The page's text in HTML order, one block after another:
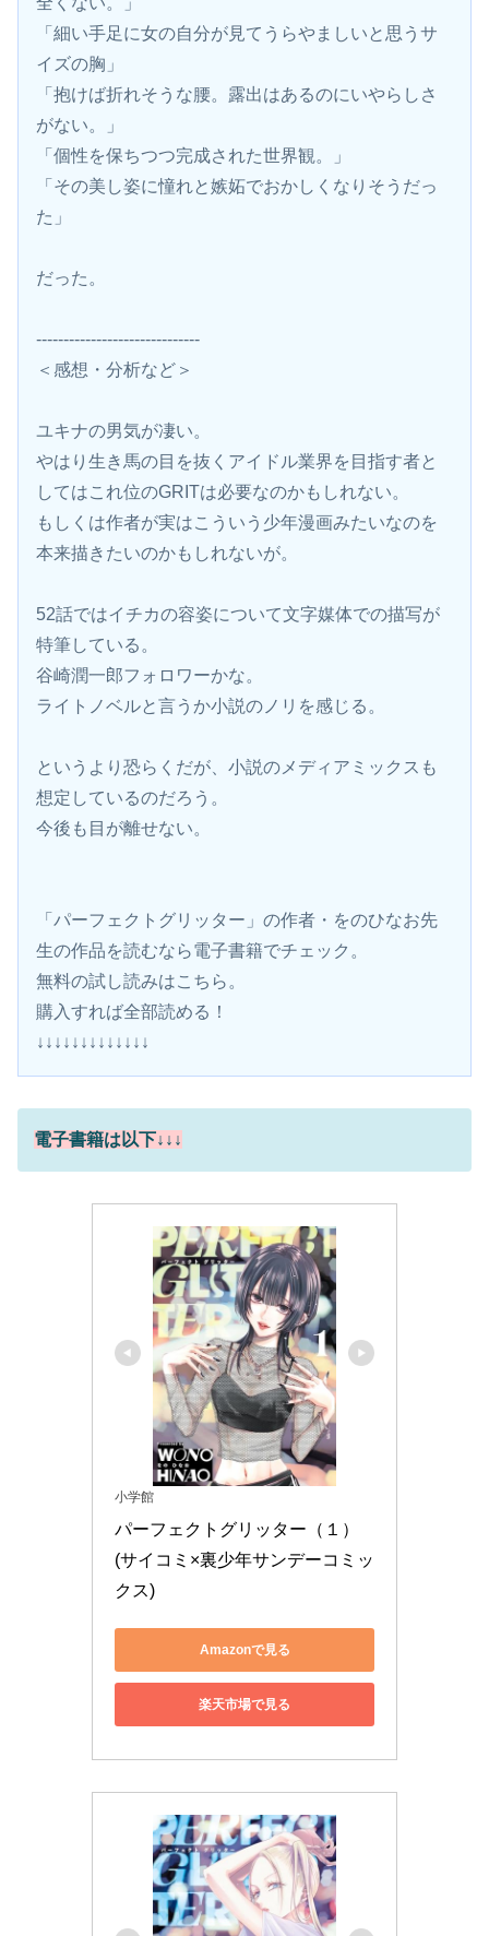
「細い手足に女の自分が見てうらやましいと思うサ
イズの胸」
「抱けば折れそうな腰。露出はあるのにいやらしさ
がない。」
「個性を保ちつつ完成された世界観。」
「その美し姿に憧れと嫉妬でおかしくなりそうだっ
た」
だった。
------------------------------
＜感想・分析など＞
ユキナの男気が凄い。
やはり生き馬の目を抜くアイドル業界を目指す者と
してはこれ位のGRITは必要なのかもしれない。
もしくは作者が実はこういう少年漫画みたいなのを
本来描きたいのかもしれないが。
52話ではイチカの容姿について文字媒体での描写が
特筆している。
谷崎潤一郎フォロワーかな。
ライトノベルと言うか小説のノリを感じる。
というより恐らくだが、小説のメディアミックスも
想定しているのだろう。
今後も目が離せない。
「パーフェクトグリッター」の作者・をのひなお先
生の作品を読むなら電子書籍でチェック。
無料の試し読みはこちら。
購入すれば全部読める！
↓↓↓↓↓↓↓↓↓↓↓↓↓
電子書籍は以下↓↓↓
小学館
パーフェクトグリッター（１）
(サイコミ×裏少年サンデーコミッ
クス)
Amazonで見る
楽天市場で見る